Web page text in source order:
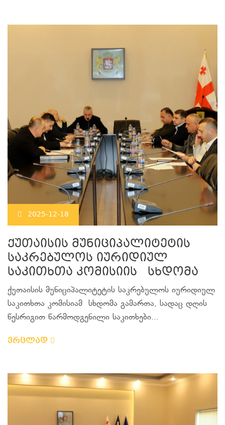
2025-12-18
ქუთაისის მუნიციპალიტეტის
საკრებულოს იურიდიულ
საკითხთა კომისიის სხდომა
ქუთაისის მუნიციპალიტეტის საკრებულოს იურიდიულ
საკითხთა კომისიამ სხდომა გამართა, სადაც დღის
წესრიგით წარმოდგენილი საკითხები...
ვრცლად